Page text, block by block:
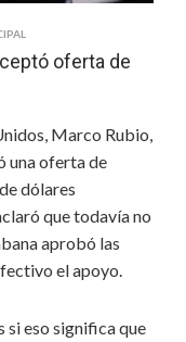
oferta de
Marco Rubio,
una oferta de
dólares
que todavía no
aprobó las
el apoyo.
si eso significa que